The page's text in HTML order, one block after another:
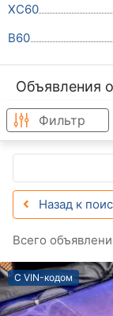
ХС60
B60
Объявления
Фильтр
Назад к
Всего
С VIN-кодом